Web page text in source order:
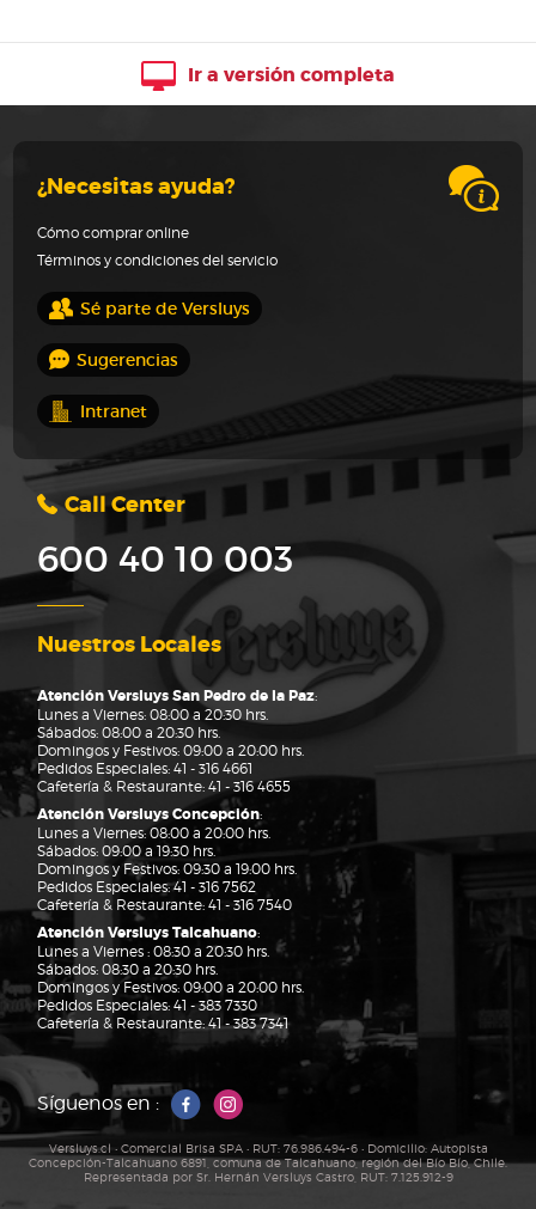
Ir a versión completa
¿Necesitas ayuda?
Cómo comprar online
Términos y condiciones del servicio
Sé parte de Versluys
Sugerencias
Intranet
Call Center
600 40 10 003
Nuestros Locales
Atención Versluys San Pedro de la Paz:
Lunes a Viernes: 08:00 a 20:30 hrs.
Sábados: 08:00 a 20:30 hrs.
Domingos y Festivos: 09:00 a 20:00 hrs.
Pedidos Especiales:41 - 316 4661
Cafetería & Restaurante:41 - 316 4655
Atención Versluys Concepción:
Lunes a Viernes: 08:00 a 20:00 hrs.
Sábados: 09:00 a 19:30 hrs.
Domingos y Festivos: 09:30 a 19:00 hrs.
Pedidos Especiales:41 - 316 7562
Cafetería & Restaurante:41 - 316 7540
Atención Versluys Talcahuano:
Lunes a Viernes : 08:30 a 20:30 hrs.
Sábados: 08:30 a 20:30 hrs.
Domingos y Festivos: 09:00 a 20:00 hrs.
Pedidos Especiales:41 - 383 7330
Cafetería & Restaurante:41 - 383 7341
Síguenos en :
Versluys.cl • Comercial Brisa SPA • RUT: 76.986.494-6 • Domicilio: Autopista
Concepción-Talcahuano 6891, comuna de Talcahuano, región del Bío Bío, Chile.
Representada por Sr. Hernán Versluys Castro, RUT: 7.125.912-9